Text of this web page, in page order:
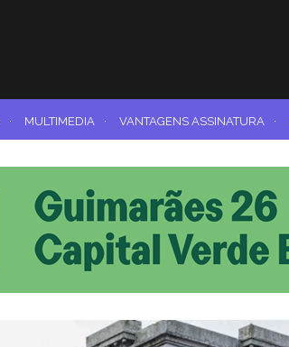
· MULTIMEDIA · VANTAGENS ASSINATURA ·